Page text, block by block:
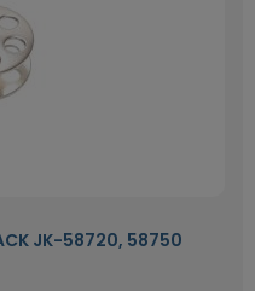
JK-58720, 58750